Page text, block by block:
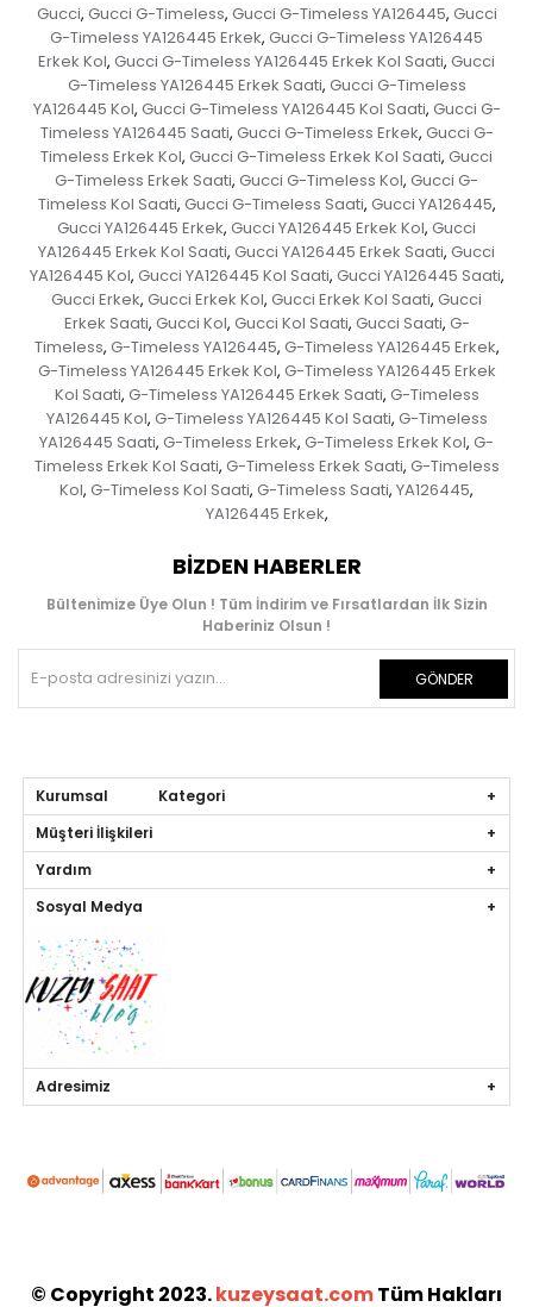
Gucci, Gucci G-Timeless, Gucci G-Timeless YA126445, Gucci
G-Timeless YA126445 Erkek, Gucci G-Timeless YA126445
Erkek Kol, Gucci G-Timeless YA126445 Erkek Kol Saati, Gucci
G-Timeless YA126445 Erkek Saati, Gucci G-Timeless
YA126445 Kol, Gucci G-Timeless YA126445 Kol Saati, Gucci G-
Timeless YA126445 Saati, Gucci G-Timeless Erkek, Gucci G-
Timeless Erkek Kol, Gucci G-Timeless Erkek Kol Saati, Gucci
G-Timeless Erkek Saati, Gucci G-Timeless Kol, Gucci G-
Timeless Kol Saati, Gucci G-Timeless Saati, Gucci YA126445,
Gucci YA126445 Erkek, Gucci YA126445 Erkek Kol, Gucci
YA126445 Erkek Kol Saati, Gucci YA126445 Erkek Saati, Gucci
YA126445 Kol, Gucci YA126445 Kol Saati, Gucci YA126445 Saati,
Gucci Erkek, Gucci Erkek Kol, Gucci Erkek Kol Saati, Gucci
Erkek Saati, Gucci Kol, Gucci Kol Saati, Gucci Saati, G-
Timeless, G-Timeless YA126445, G-Timeless YA126445 Erkek,
G-Timeless YA126445 Erkek Kol, G-Timeless YA126445 Erkek
Kol Saati, G-Timeless YA126445 Erkek Saati, G-Timeless
YA126445 Kol, G-Timeless YA126445 Kol Saati, G-Timeless
YA126445 Saati, G-Timeless Erkek, G-Timeless Erkek Kol, G-
Timeless Erkek Kol Saati, G-Timeless Erkek Saati, G-Timeless
Kol, G-Timeless Kol Saati, G-Timeless Saati, YA126445,
YA126445 Erkek,
BIZDEN HABERLER
Bültenimize Üye Olun ! Tüm İndirim ve Fırsatlardan İlk Sizin
Haberiniz Olsun !
GÖNDER
Kurumsal Kategori
Müşteri İlişkileri
Yardım
Sosyal Medya
Adresimiz
© Copyright 2023.kuzeysaat.comTüm Hakları